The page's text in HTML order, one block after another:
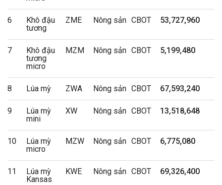
6
Khô đậu
tương
ZME Nông sản CBOT 53,727,960
7
Khô đậu
tương
micro
MZM Nông sản CBOT 5,199,480
8 Lúa mỳ ZWA Nông sản CBOT 67,593,240
9
Lúa mỳ
mini
XW Nông sản CBOT 13,518,648
10
Lúa mỳ
micro
MZW Nông sản CBOT 6,775,080
11
Lúa mỳ
Kansas
KWE Nông sản CBOT 69,326,400